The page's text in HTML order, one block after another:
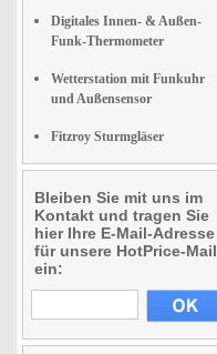
Digitales Innen- & Außen-
Funk-Thermometer
Wetterstation mit Funkuhr
und Außensensor
Fitzroy Sturmgläser
Bleiben Sie mit uns im
Kontakt und tragen Sie
hier Ihre E-Mail-Adresse
für unsere HotPrice-Mail
ein: